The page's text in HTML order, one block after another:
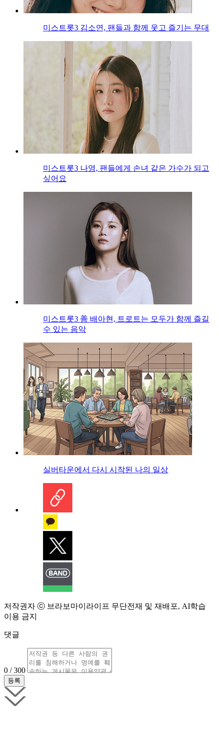
미스트롯3 김소연, 팬들과 함께 웃고 즐기는 무대
미스트롯3 나영, 팬들에게 손녀 같은 가수가 되고
싶어요
미스트롯3 善 배아현, 트로트는 모두가 함께 즐길
수 있는 음악
실버타운에서 다시 시작된 나의 일상
저작권자 ⓒ 브라보마이라이프 무단전재 및 재배포, AI학습
이용 금지
댓글
0 / 300